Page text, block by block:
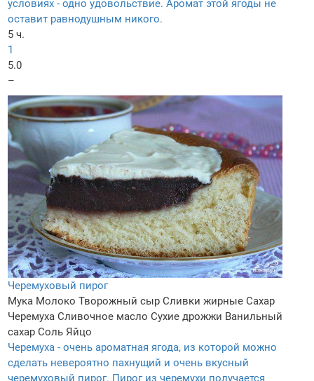
условиях - одно удовольствие. Аромат этой ягоды не
оставит равнодушным никого.
5 ч.
1
5.0
–
Черемуховый пирог
Мука Молоко Творожный сыр Сливки жирные Сахар
Черемуха Сливочное масло Сухие дрожжи Ванильный
сахар Соль Яйцо
Черемуха - очень ароматная ягода, из которой можно
сделать невероятно пахнущий и очень вкусный
черемуховый пирог. Пирог из черемухи получается